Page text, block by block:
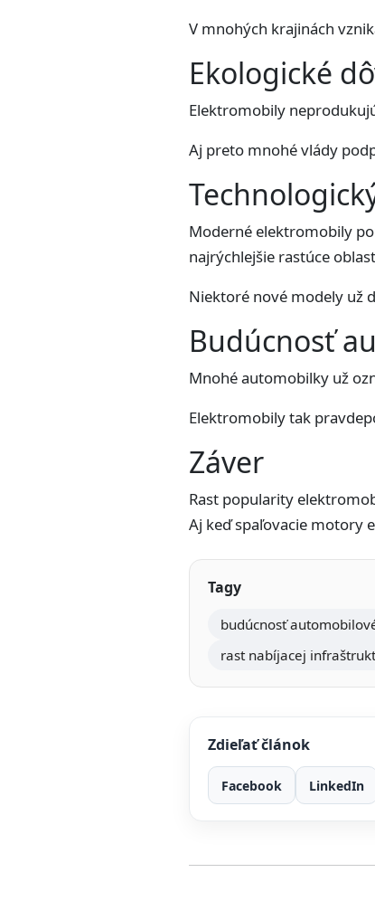
V mnohých krajinách
Ekologické
Elektromobily
Aj preto mnohé vlády
Moderné elektromobily
najrýchlejšie rastúce
Niektoré nové modely už
Budúcnosť
Mnohé automobilky už
Elektromobily tak
Záver
Rast popularity
Aj keď spaľovacie motory
Tagy
budúcnosť
rast nabíjacej
Zdieľať článok
Facebook LinkedIn